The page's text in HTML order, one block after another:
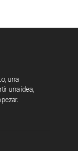
una
una idea,